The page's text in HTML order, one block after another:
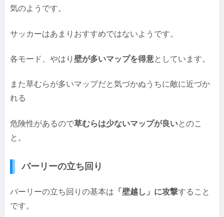
気のようです。
サッカーはあまりおすすめではないようです。
各モード、やはり 壁が多いマップを得意としています。
また草むらが多いマップだと気づかぬうちに敵に近づか
れる
危険性があるので草むらは少ないマップが良いとのこ
と。
バーリーの立ち回り
バーリーの立ち回りの基本は 「壁越し」に攻撃すること
です。